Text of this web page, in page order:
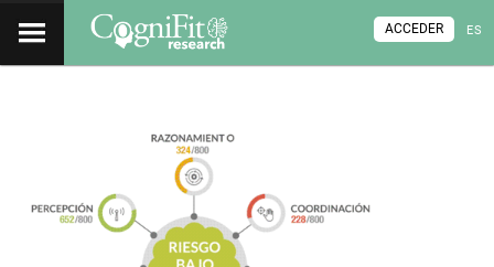
ES
ACCEDER